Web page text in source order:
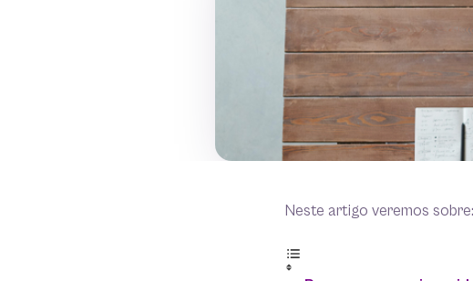
Neste artigo veremos sobre: